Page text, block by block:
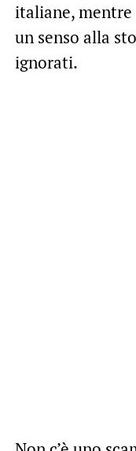
italiane,
un senso alla
ignorati.